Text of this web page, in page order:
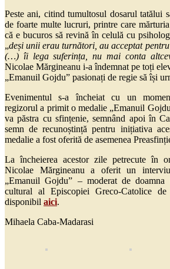
Peste ani, citind tumultosul dosarul tatălui
de foarte multe lucruri, printre care
că e bucuros să revină în celulă cu
„deși unii erau turnători, au acceptat
(…) îi lega suferința, nu mai conta
Nicolae Mărgineanu i-a îndemnat pe toți
„Emanuil Gojdu” pasionați de regie să își
Evenimentul s-a încheiat cu un
regizorul a primit o medalie „Emanuil
va păstra cu sfințenie, semnând apoi în
semn de recunoștință pentru inițiativa
medalie a fost oferită de asemenea
La încheierea acestor zile petrecute în
Nicolae Mărgineanu a oferit un
„Emanuil Gojdu” – moderat de
cultural al Episcopiei Greco-Catolice
disponibil aici.
Mihaela Caba-Madarasi